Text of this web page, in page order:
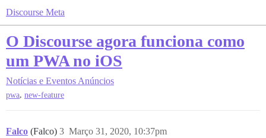
Discourse Meta
O Discourse agora funciona como
um PWA no iOS
Notícias e Eventos Anúncios
pwa, new-feature
Falco (Falco) Março 31, 2020, 10:37pm
3